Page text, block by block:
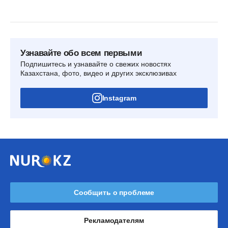
Узнавайте обо всем первыми
Подпишитесь и узнавайте о свежих новостях
Казахстана, фото, видео и других эксклюзивах
Instagram
Сообщить о проблеме
Рекламодателям